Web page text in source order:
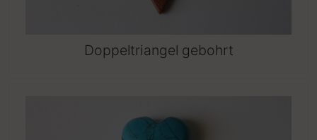
Doppeltriangel gebohrt